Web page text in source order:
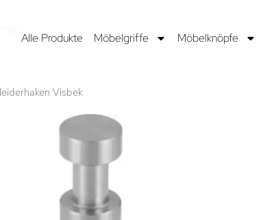
Alle Produkte Möbelgriffe Möbelknöpfe
Visbek